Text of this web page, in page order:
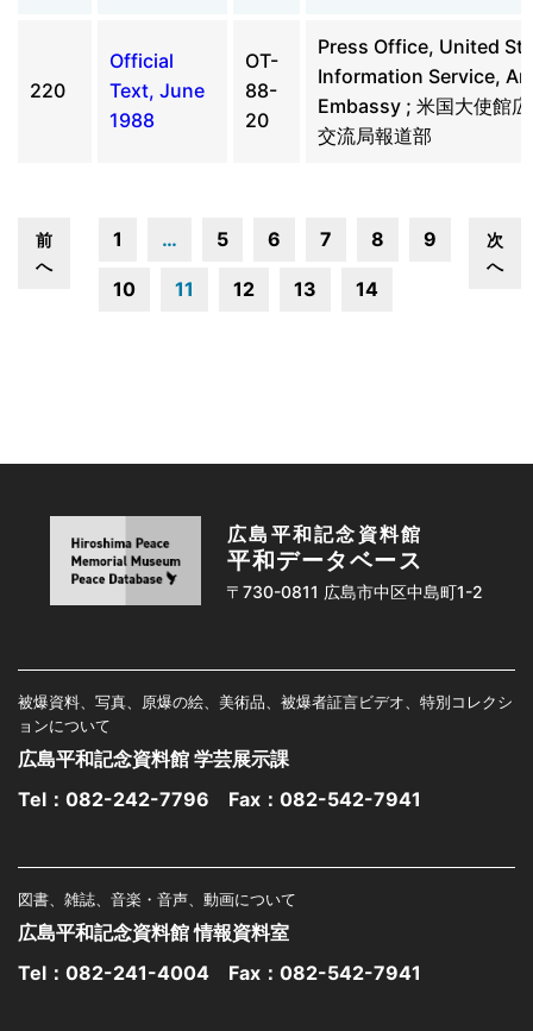
220
Official
Text, June
1988
OT-
88-
20
Press Office, United
Information Service,
Embassy ; 米国大使館
交流局報道部
前
へ
1 … 5 6 7 8 9
10 11 12 13 14
次
へ
広島平和記念資料館
平和データベース
〒730-0811 広島市中区中島町1-2
被爆資料、写真、原爆の絵、美術品、被爆者証言ビデオ、特別コレクシ
ョンについて
広島平和記念資料館 学芸展示課
Tel： 082-242-7796 Fax：082-542-7941
図書、雑誌、音楽・音声、動画について
広島平和記念資料館 情報資料室
Tel： 082-241-4004 Fax：082-542-7941